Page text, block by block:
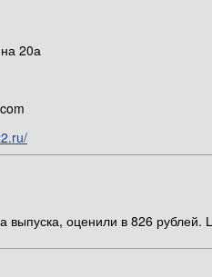
20а
оценили в 826